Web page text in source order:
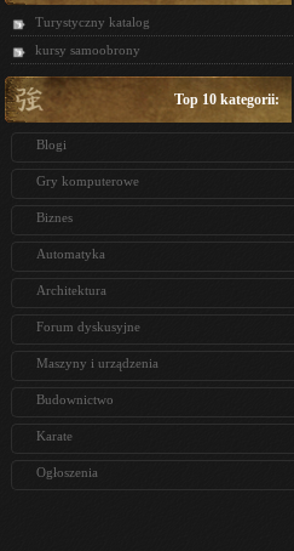
Turystyczny katalog
kursy samoobrony
Top 10 kategorii:
Blogi
Gry komputerowe
Biznes
Automatyka
Architektura
Forum dyskusyjne
Maszyny i urządzenia
Budownictwo
Karate
Ogłoszenia